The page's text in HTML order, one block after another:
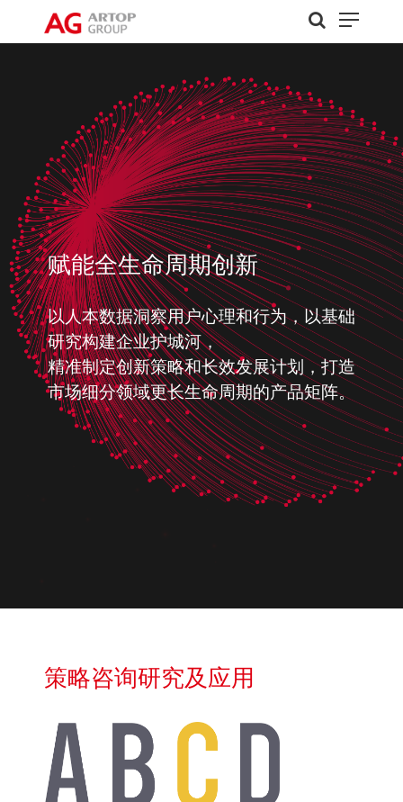
赋能全生命周期创新
以人本数据洞察用户心理和行为，以基础
研究构建企业护城河，
精准制定创新策略和长效发展计划，打造
市场细分领域更长生命周期的产品矩阵。
策略咨询研究及应用